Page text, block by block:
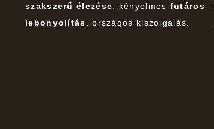
szakszerű élezése , kényelmes futáros
lebonyolítás
, országos kiszolgálás.